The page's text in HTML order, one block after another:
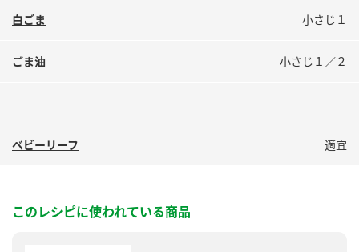
白ごま 小さじ１
ごま油 小さじ１／２
ベビーリーフ 適宜
このレシピに使われている商品